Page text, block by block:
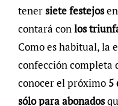
tenersiete festejos
contará conlos
Como es habitual, la
confección completa
conocer el próximo 5
sólo para abonados